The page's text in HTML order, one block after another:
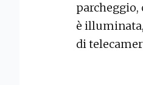
parcheggio,
è
di